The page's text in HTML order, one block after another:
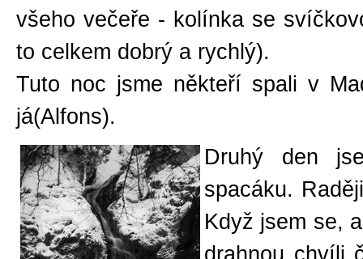
všeho večeře - kolínka se
to celkem dobrý a rychlý).
Tuto noc jsme někteří spali v
já(Alfons).
Druhý den
spacáku.
Když jsem se,
drahnou chvíli